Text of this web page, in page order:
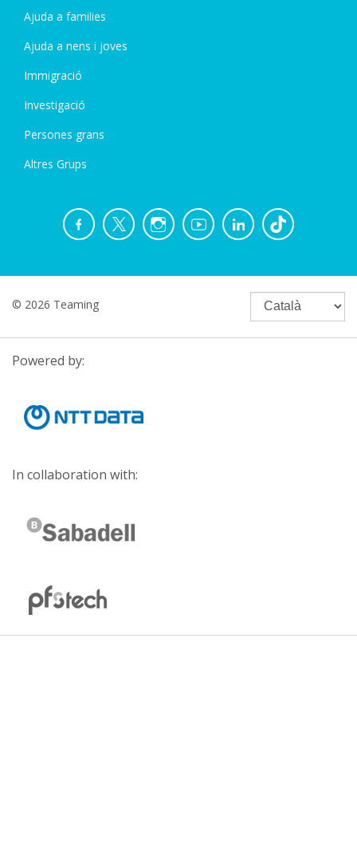
Ajuda a families
Ajuda a nens i joves
Immigració
Investigació
Persones grans
Altres Grups
© 2026 Teaming
Powered by:
In collaboration with: